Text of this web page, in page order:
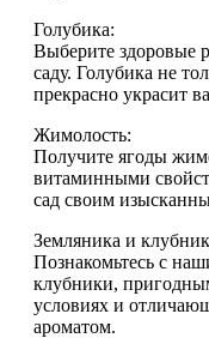
Голубика:
Выберите здоровые
саду. Голубика не
прекрасно украсит
Жимолость:
Получите ягоды
витаминными
сад своим
Земляника и
Познакомьтесь с
клубники,
условиях и
ароматом.